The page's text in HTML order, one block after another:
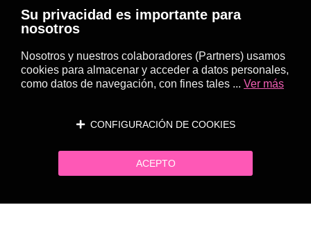
Su privacidad es importante para
nosotros
Nosotros y nuestros colaboradores (Partners) usamos
cookies para almacenar y acceder a datos personales,
como datos de navegación, con fines tales ... Ver más
CONFIGURACIÓN DE COOKIES
ACEPTO